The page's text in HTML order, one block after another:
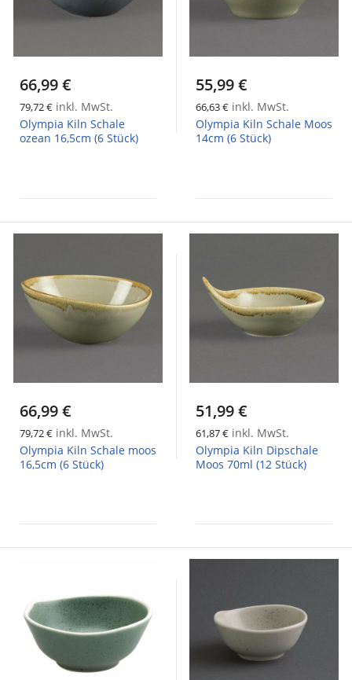
66,99 €
79,72 € inkl. MwSt.
Olympia Kiln Schale
ozean 16,5cm (6 Stück)
55,99 €
66,63 € inkl. MwSt.
Olympia Kiln Schale Moos
14cm (6 Stück)
66,99 €
79,72 € inkl. MwSt.
Olympia Kiln Schale moos
16,5cm (6 Stück)
51,99 €
61,87 € inkl. MwSt.
Olympia Kiln Dipschale
Moos 70ml (12 Stück)